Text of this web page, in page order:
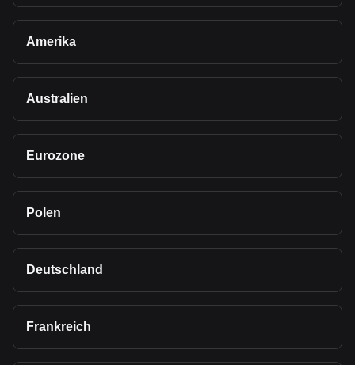
Amerika
Australien
Eurozone
Polen
Deutschland
Frankreich